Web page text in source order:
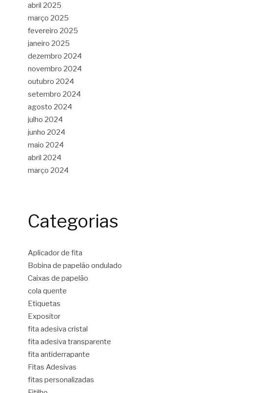
abril 2025
março 2025
fevereiro 2025
janeiro 2025
dezembro 2024
novembro 2024
outubro 2024
setembro 2024
agosto 2024
julho 2024
junho 2024
maio 2024
abril 2024
março 2024
Categorias
Aplicador de fita
Bobina de papelão ondulado
Caixas de papelão
cola quente
Etiquetas
Expositor
fita adesiva cristal
fita adesiva transparente
fita antiderrapante
Fitas Adesivas
fitas personalizadas